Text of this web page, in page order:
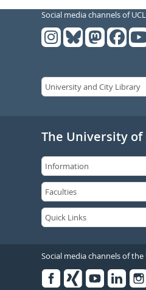
Social media channels of UCL
The University of
Social media channels of